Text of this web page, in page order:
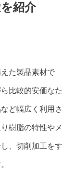
紹介
た製品素材で
比較的安価なた
ど幅広く利用さ
樹脂の特性やメ
、切削加工をす